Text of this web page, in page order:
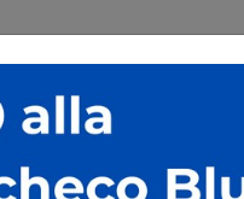
STAMPA CONTATTI